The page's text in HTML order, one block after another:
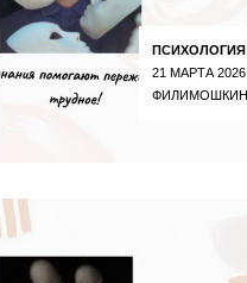
21 МАРТА 2026